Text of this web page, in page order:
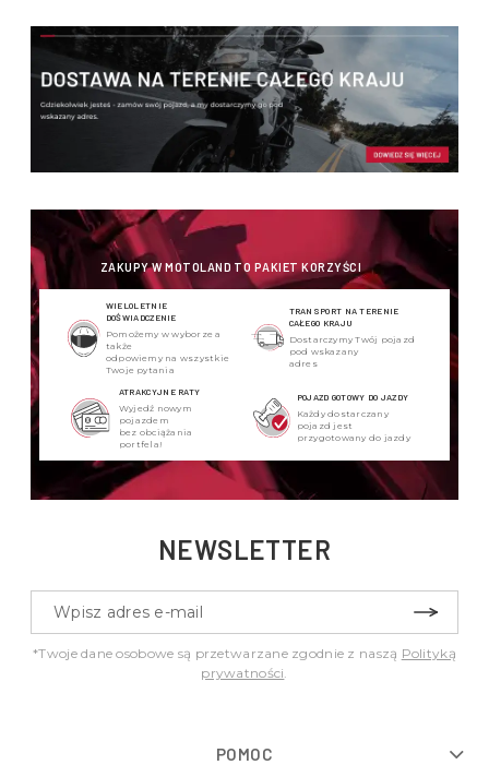
ZAKUPY W MOTOLAND TO PAKIET KORZYŚCI
WIELOLETNIE
DOŚWIADCZENIE
Pomożemy w wyborze a
także
odpowiemy na wszystkie
Twoje pytania
TRANSPORT NA TERENIE
CAŁEGO KRAJU
Dostarczymy Twój pojazd
pod wskazany
adres
ATRAKCYJNE RATY
Wyjedź nowym
pojazdem
bez obciążania
portfela!
POJAZD GOTOWY DO JAZDY
Każdy dostarczany
pojazd jest
przygotowany do jazdy
NEWSLETTER
*Twoje dane osobowe są przetwarzane zgodnie z naszą Polityką
prywatności
POMOC